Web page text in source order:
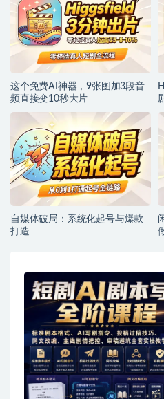
这个免费AI神器，9张图加3段音
频直接变10秒大片
自媒体破局：系统化起号与爆款
打造